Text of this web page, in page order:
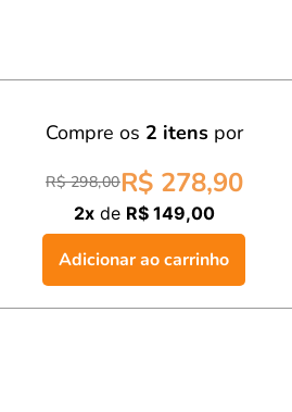
Compre os 2 itenspor
R$ 298,00R$ 278,90
2xde R$ 149,00
Adicionar ao carrinho